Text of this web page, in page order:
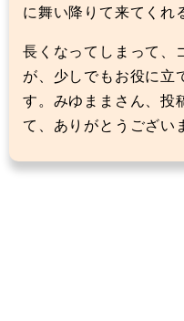
に舞い降りて来てくれ
長くなってしまって、
が、少しでもお役に立
す。みゆままさん、投
て、ありがとうござい